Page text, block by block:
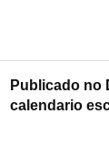
Publicado no
calendario